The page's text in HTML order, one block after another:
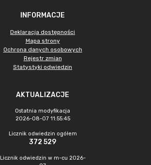
INFORMACJE
Deklaracja dostępności
Mapa strony
Ochrona danych osobowych
Rejestr zmian
Statystyki odwiedzin
AKTUALIZACJE
Ostatnia modyfikacja
2026-08-07 11:55:45
Licznik odwiedzin ogółem
372 529
Licznik odwiedzin w m-cu 2026-